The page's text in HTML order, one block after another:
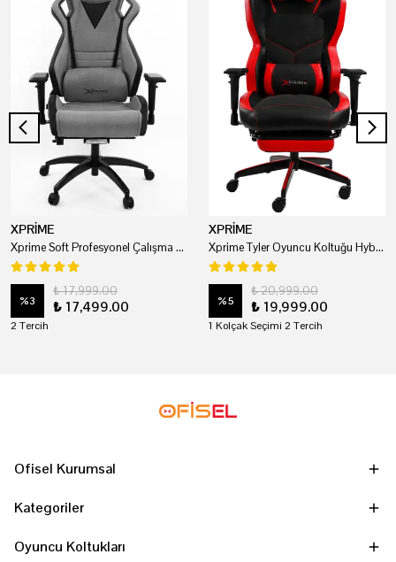
XPRİME
Xprime Soft Profesyonel Çalışma Ve Oyuncu Koltuğu
%3
₺ 17,999.00
₺ 17,499.00
2 Tercih
XPRİME
Xprime Tyler Oyuncu Koltuğu Hybrid Kumaş Kırmızı
%5
₺ 20,999.00
₺ 19,999.00
1 Kolçak Seçimi 2 Tercih
Ofisel Kurumsal
Kategoriler
Oyuncu Koltukları